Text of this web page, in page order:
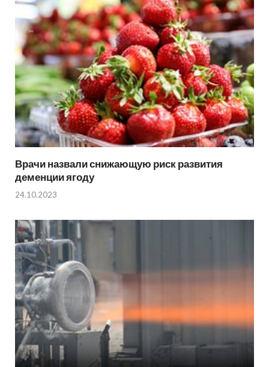
Врачи назвали снижающую риск развития
деменции ягоду
24.10.2023